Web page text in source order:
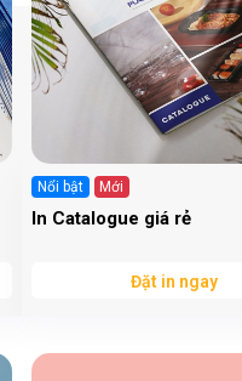
Nổi bật Mới
In Catalogue giá rẻ
Đặt in ngay